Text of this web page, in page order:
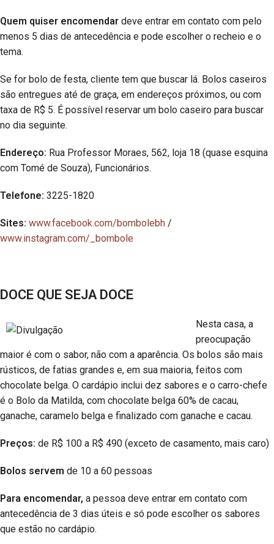
Quem quiser encomendar deve entrar em contato com pelo
menos 5 dias de antecedência e pode escolher o recheio e o
tema.
Se for bolo de festa, cliente tem que buscar lá. Bolos caseiros
são entregues até de graça, em endereços próximos, ou com
taxa de R$ 5. É possível reservar um bolo caseiro para buscar
no dia seguinte.
Endereço: Rua Professor Moraes, 562, loja 18 (quase esquina
com Tomé de Souza), Funcionários.
Telefone: 3225-1820
Sites: www.facebook.com/bombolebh /
www.instagram.com/_bombole
DOCE QUE SEJA DOCE
Nesta casa, a
preocupação
maior é com o sabor, não com a aparência. Os bolos são mais
rústicos, de fatias grandes e, em sua maioria, feitos com
chocolate belga. O cardápio inclui dez sabores e o carro-chefe
é o Bolo da Matilda, com chocolate belga 60% de cacau,
ganache, caramelo belga e finalizado com ganache e cacau.
Preços: de R$ 100 a R$ 490 (exceto de casamento, mais caro)
Bolos servem de 10 a 60 pessoas
Para encomendar, a pessoa deve entrar em contato com
antecedência de 3 dias úteis e só pode escolher os sabores
que estão no cardápio.